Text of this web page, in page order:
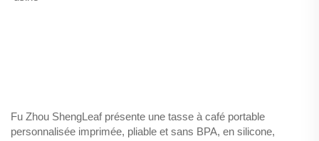
Fu Zhou ShengLeaf présente une tasse à café portable
personnalisée imprimée, pliable et sans BPA, en silicone,